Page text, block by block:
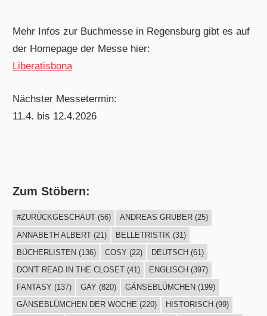
Mehr Infos zur Buchmesse in Regensburg gibt es auf
der Homepage der Messe hier:
Liberatisbona
Nächster Messetermin:
11.4. bis 12.4.2026
Zum Stöbern:
#ZURÜCKGESCHAUT(56) ANDREAS GRUBER(25)
ANNABETH ALBERT(21) BELLETRISTIK (31)
BÜCHERLISTEN(136) COSY (22) DEUTSCH(61)
DON'T READ IN THE CLOSET(41) ENGLISCH (397)
FANTASY (137) GAY (820) GÄNSEBLÜMCHEN (199)
GÄNSEBLÜMCHEN DER WOCHE (220) HISTORISCH (99)